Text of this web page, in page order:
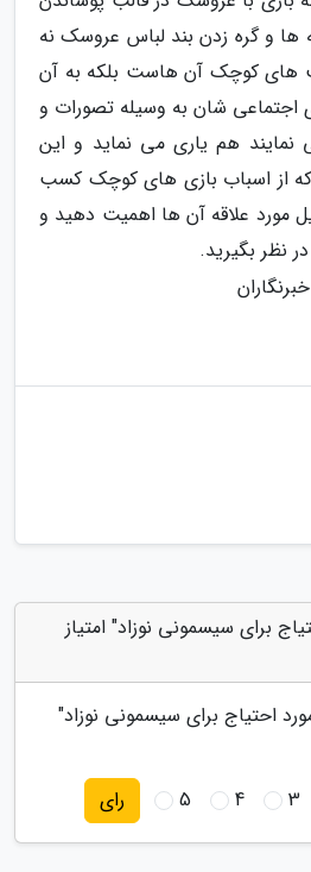
ها و گره زدن بند لباس عروسک نه
های کوچک آن هاست بلکه به آن
اجتماعی شان به وسیله تصورات و
هم یاری می نماید و این
از اسباب بازی های کوچک کسب
مورد علاقه آن ها اهمیت دهید و
نظر بگیرید.
برای سیسمونی نوزاد" امتیاز
احتیاج برای سیسمونی نوزاد"
3
4
5 رای